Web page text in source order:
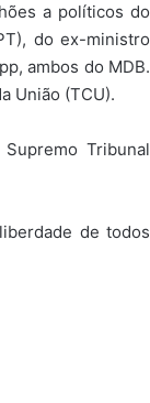
a políticos do
do ex-ministro
ambos do MDB.
União (TCU).
Tribunal
de todos